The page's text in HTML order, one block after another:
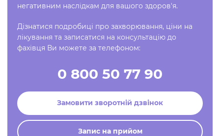
негативним наслідкам для вашого здоров'я.
Дізнатися подробиці про захворювання, ціни на
лікування та записатися на консультацію до
фахівця Ви можете за телефоном:
0 800 50 77 90
Замовити зворотній дзвінок
Запис на прийом